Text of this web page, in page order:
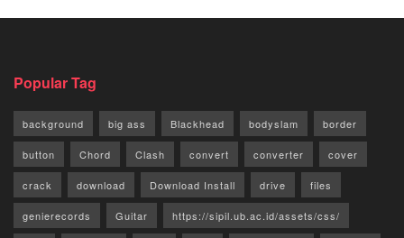
Popular Tag
background big ass Blackhead bodyslam border
button Chord Clash convert converter cover
crack download Download Install drive files
genierecords Guitar https://sipil.ub.ac.id/assets/css/